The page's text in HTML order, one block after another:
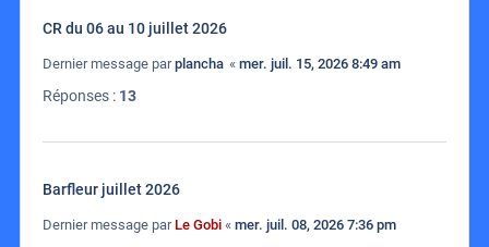
CR du 06 au 10 juillet 2026
Dernier message parplancha « mer. juil. 15, 2026 8:49 am
Réponses : 13
Barfleur juillet 2026
Dernier message par Le Gobi « mer. juil. 08, 2026 7:36 pm